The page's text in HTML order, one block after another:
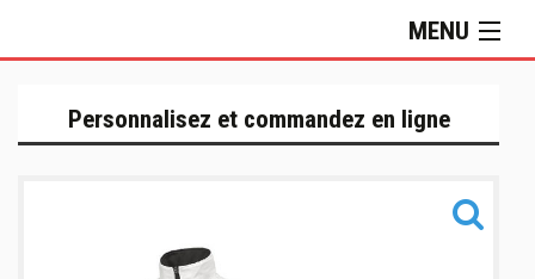
MENU
Collection MIZUNO
Personnalisez et commandez en ligne